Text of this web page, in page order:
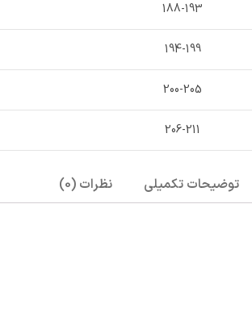
188-193
194-199
200-205
206-211
توضیحات تکمیلی نظرات (0)